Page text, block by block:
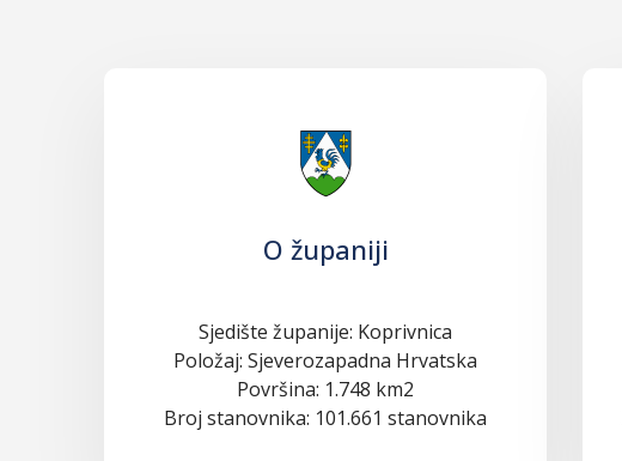
O županiji
Sjedište županije: Koprivnica
Položaj: Sjeverozapadna Hrvatska
Površina: 1.748 km2
Broj stanovnika: 101.661 stanovnika